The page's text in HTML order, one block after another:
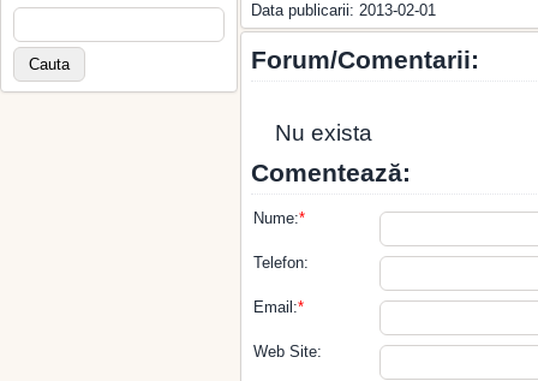
Data publicarii: 2013-02-01
Forum/Comentarii:
Nu exista
Comentează:
Nume:*
Telefon:
Email:*
Web Site: